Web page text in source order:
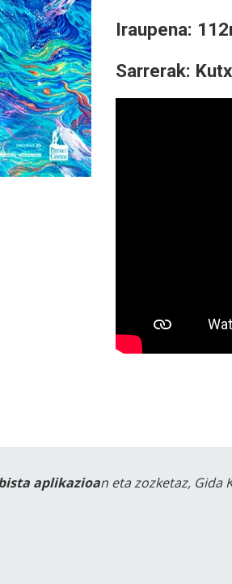
Iraupena:
Sarrerak:
aplikazioan eta zozketaz, Gida